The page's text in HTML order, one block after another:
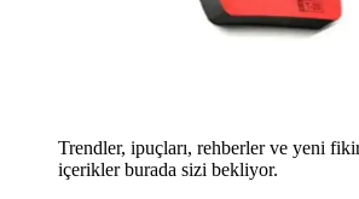
Trendler, ipuçları, rehberler ve yeni
içerikler burada sizi bekliyor.